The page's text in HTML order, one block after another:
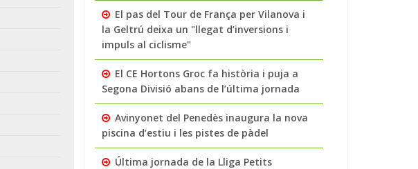
El pas del Tour de França per Vilanova i
la Geltrú deixa un "llegat d’inversions i
impuls al ciclisme"
El CE Hortons Groc fa història i puja a
Segona Divisió abans de l’última jornada
Avinyonet del Penedès inaugura la nova
piscina d’estiu i les pistes de pàdel
Última jornada de la Lliga Petits